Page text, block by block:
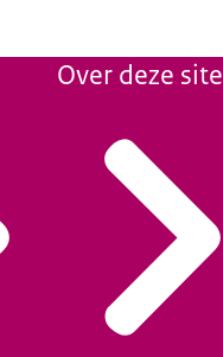
Over deze site